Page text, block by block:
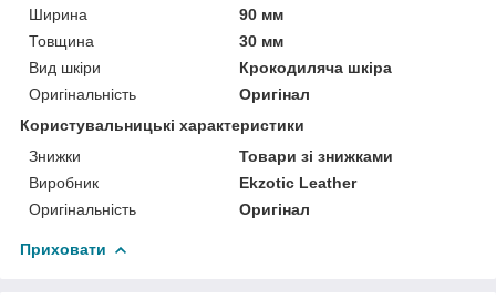
Ширина
90 мм
Товщина
30 мм
Вид шкіри
Крокодиляча шкіра
Оригінальність
Оригінал
Користувальницькі характеристики
Знижки
Товари зі знижками
Виробник
Ekzotic Leather
Оригінальність
Оригінал
Приховати